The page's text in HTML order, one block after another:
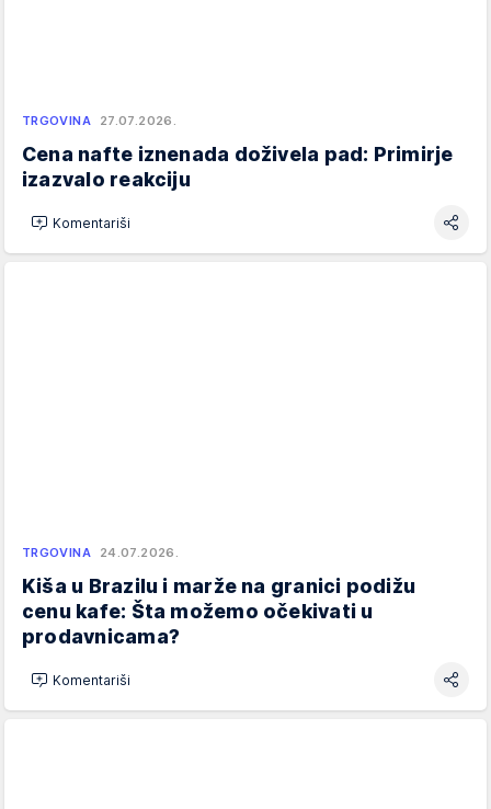
TRGOVINA 27.07.2026.
Cena nafte iznenada doživela pad: Primirje
izazvalo reakciju
Komentariši
TRGOVINA 24.07.2026.
Kiša u Brazilu i marže na granici podižu
cenu kafe: Šta možemo očekivati u
prodavnicama?
Komentariši